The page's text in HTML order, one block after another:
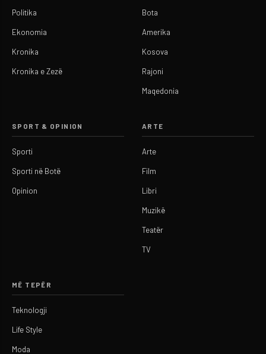
Politika
Ekonomia
Kronika
Kronika e Zezë
Bota
Amerika
Kosova
Rajoni
Maqedonia
SPORT & OPINION
Sporti
Sporti në Botë
Opinion
ARTE
Arte
Film
Libri
Muzikë
Teatër
TV
MË TEPËR
Teknologji
Life Style
Moda